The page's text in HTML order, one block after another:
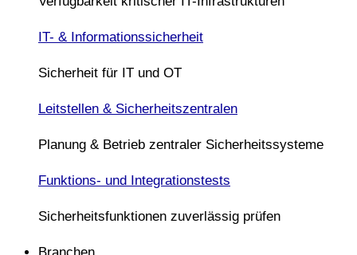
IT- & Informationssicherheit
Sicherheit für IT und OT
Leitstellen & Sicherheitszentralen
Planung & Betrieb zentraler Sicherheitssysteme
Funktions- und Integrationstests
Sicherheitsfunktionen zuverlässig prüfen
Branchen